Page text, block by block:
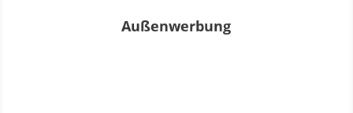
Außenwerbung